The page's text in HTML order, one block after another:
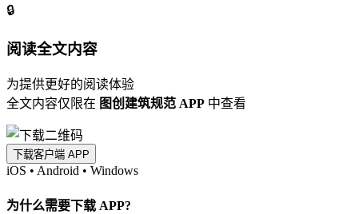
🔒
阅读全文内容
为提供更好的阅读体验
全文内容仅限在 图创建筑规范 APP 中查看
下载客户端 APP
iOS • Android • Windows
为什么需要下载 APP?